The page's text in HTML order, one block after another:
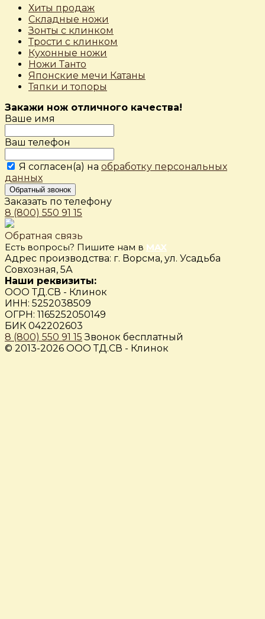
Хиты продаж
Складные ножи
Зонты с клинком
Трости с клинком
Кухонные ножи
Ножи Танто
Японские мечи Катаны
Тяпки и топоры
Закажи нож отличного качества!
Ваше имя
Ваш телефон
Я согласен(а) на обработку персональных
данных
Обратный звонок
Заказать по телефону
8 (800) 550 91 15
Обратная связь
Есть вопросы? Пишите нам в MAX
Адрес производства: г. Ворсма, ул. Усадьба
Совхозная, 5А
Наши реквизиты:
ООО ТД.СВ - Клинок
ИНН: 5252038509
ОГРН: 1165252050149
БИК 042202603
8 (800) 550 91 15 Звонок бесплатный
© 2013-2026 ООО ТД.СВ - Клинок